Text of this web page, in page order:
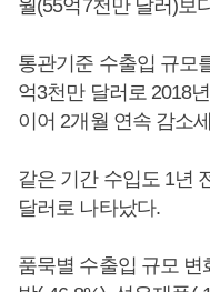
월(55억7천만 달러)보
통관기준 수출입 규모
억3천만 달러로 2018
이어 2개월 연속 감소
같은 기간 수입도 1년
달러로 나타났다.
품묵별 수출입 규모 변